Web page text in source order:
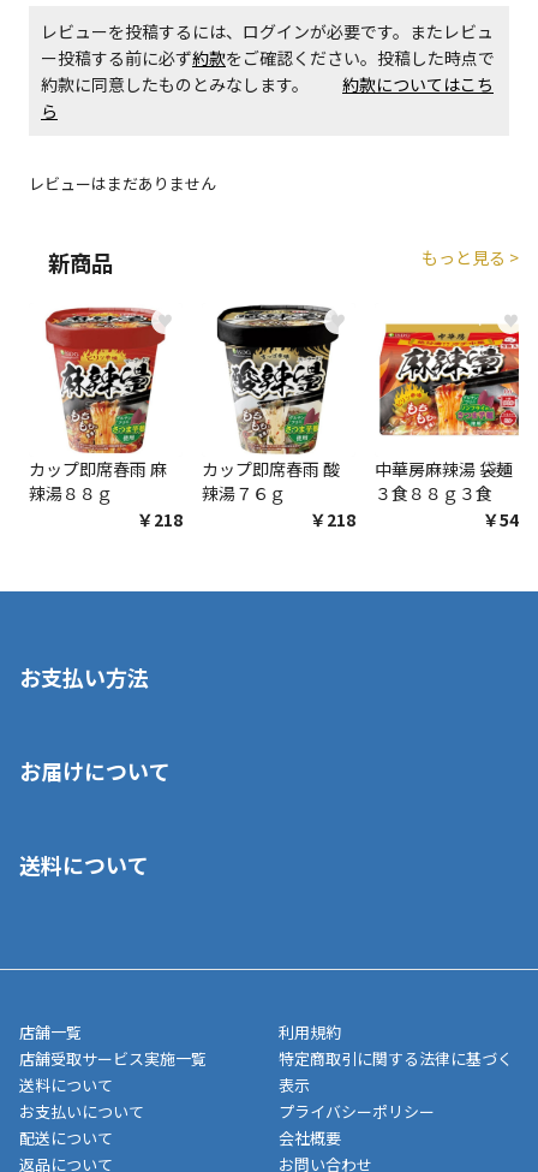
エアコンの取付工事が必要な商品です。別途費用が発
生する場合がございます。
レビューを投稿するには、ログインが必要です。またレビュ
ー投稿する前に必ず約款をご確認ください。投稿した時点で
約款に同意したものとみなします。 約款についてはこち
ら
レビューはまだありません
新商品 もっと見る >
♥
カップ即席春雨 麻
辣湯８８ｇ
￥218
♥
カップ即席春雨 酸
辣湯７６ｇ
￥218
♥
中華房麻辣湯 袋麺
３食８８ｇ３食
￥548
お支払い方法
いいただくことはできません。ご了承ください。
■代金引換(代引)※手数料がかかります
■商品によっては一部決済方法が使用できない場合がございま
す。
お届けについて
ご注文が確認出来次第、1～4営業日に発送いたします。「お取り
業日にてお引渡しとなります。(離島などの場合、例外もあります)
メーカー直送品など一部商品については、その他商品との購入に
制限がかかる場合がございます。また発送日についても、通常と
異なる場合がございます。対象商品の説明ページをご確認くださ
い。
■店舗受取をご選択いただいた場合
送料について
店舗一覧
店舗受取サービス実施一覧
送料について
お支払いについて
配送について
返品について
利用規約
特定商取引に関する法律に基づく
表示
プライバシーポリシー
会社概要
お問い合わせ